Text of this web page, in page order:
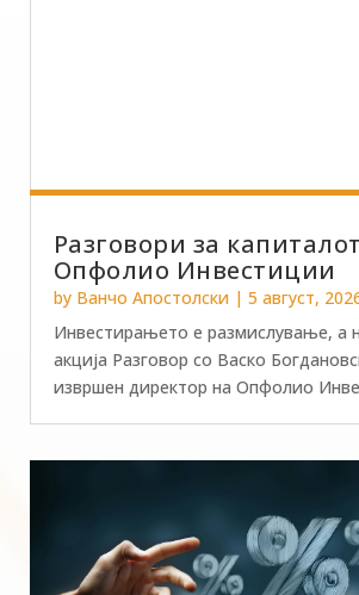
Разговори за
Опфолио Инвестиции
by Ванчо Апостолски| 5 август,
Инвестирањето е размислување, а
акција Разговор со Васко
извршен директор на Опфолио